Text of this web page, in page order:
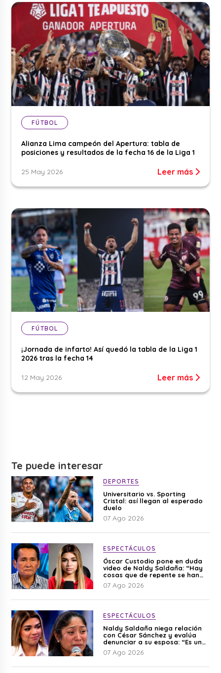
FÚTBOL
Alianza Lima campeón del Apertura: tabla de
posiciones y resultados de la fecha 16 de la Liga 1
25 May 2026 Leer más
FÚTBOL
¡Jornada de infarto! Así quedó la tabla de la Liga 1
2026 tras la fecha 14
12 May 2026 Leer más
Te puede interesar
DEPORTES
Universitario vs. Sporting
Cristal: así llegan al esperado
duelo
07 Ago 2026
ESPECTÁCULOS
Óscar Custodio pone en duda
video de Naldy Saldaña: “Hay
cosas que de repente se han
editado”
07 Ago 2026
ESPECTÁCULOS
Naldy Saldaña niega relación
con César Sánchez y evalúa
denunciar a su esposa: “Es una
difamación”
07 Ago 2026